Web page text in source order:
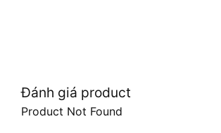
Đánh giá product
Product Not Found